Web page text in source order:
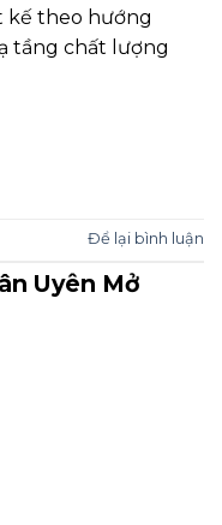
kế theo hướng
tầng chất lượng
Để lại bình luận
Uyên Mở